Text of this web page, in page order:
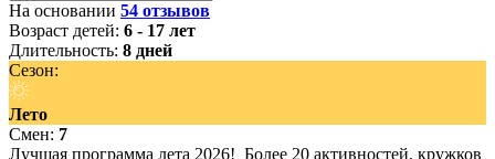
На основании 54 отзывов
Возраст детей: 6 - 17 лет
Длительность: 8 дней
Сезон:
Лето
Смен: 7
Лучшая программа лета 2026! Более 20 активностей, кружков